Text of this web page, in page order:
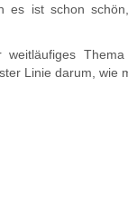
es ist schon
Linie darum, wie